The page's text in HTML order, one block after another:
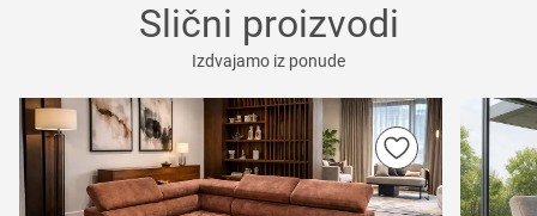
Slični proizvodi
Izdvajamo iz ponude